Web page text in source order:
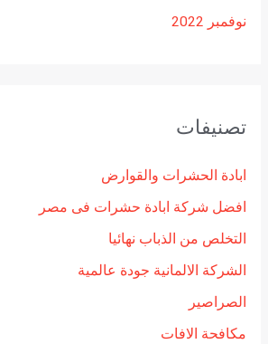
نوفمبر 2022
تصنيفات
ابادة الحشرات والقوارض
افضل شركة ابادة حشرات فى مصر
التخلص من الذباب نهائيا
الشركة الالمانية جودة عالمية
الصراصير
مكافحة الافات